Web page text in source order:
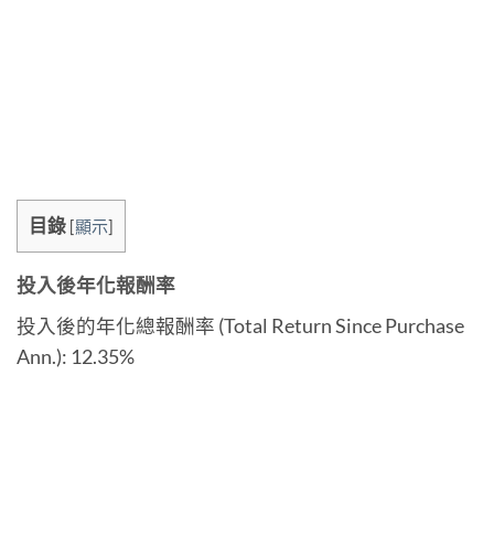
目錄 [顯示]
投入後年化報酬率
投入後的年化總報酬率 (Total Return Since Purchase
Ann.): 12.35%